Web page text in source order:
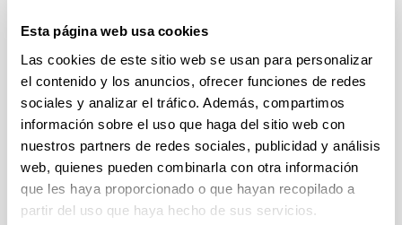
Esta página web usa cookies
Las cookies de este sitio web se usan para personalizar
el contenido y los anuncios, ofrecer funciones de redes
sociales y analizar el tráfico. Además, compartimos
información sobre el uso que haga del sitio web con
nuestros partners de redes sociales, publicidad y análisis
web, quienes pueden combinarla con otra información
que les haya proporcionado o que hayan recopilado a
partir del uso que haya hecho de sus servicios.
Hizkuntzalaritza eta Euskal Ikasketak Saila (HEIS) 2003.
urtean sortu zen oraingo egiturarekin. Bi jakintza-arlo
ditu barruan: Euskal Filologia eta Hizkuntzalaritza
Orokorra. Bere egoitza UPV/EHUko Letren Fakultatean
dago.